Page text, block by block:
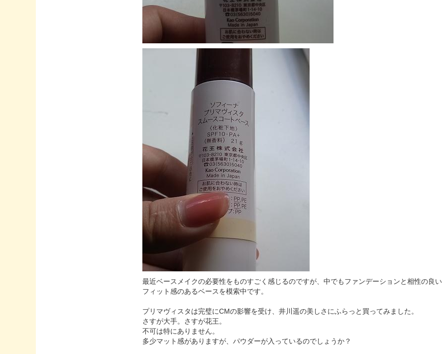
最近ベースメイクの必要性をものすごく感じるのですが、中でもファンデーションと相性の良い
フィット感のあるベースを模索中です。
プリマヴィスタは完璧にCMの影響を受け、井川遥の美しさにふらっと買ってみました。
さすが大手。さすが花王。
不可は特にありません。
多少マット感がありますが、パウダーが入っているのでしょうか？